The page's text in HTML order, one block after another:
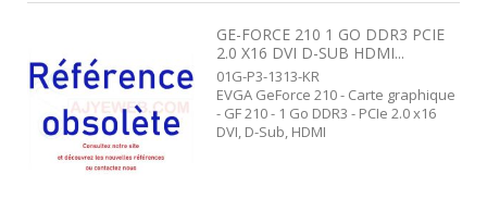
GE-FORCE 210 1 GO DDR3 PCIE
2.0 X16 DVI D-SUB HDMI...
01G-P3-1313-KR
EVGA GeForce 210 - Carte graphique
- GF 210 - 1 Go DDR3 - PCIe 2.0 x16
DVI, D-Sub, HDMI